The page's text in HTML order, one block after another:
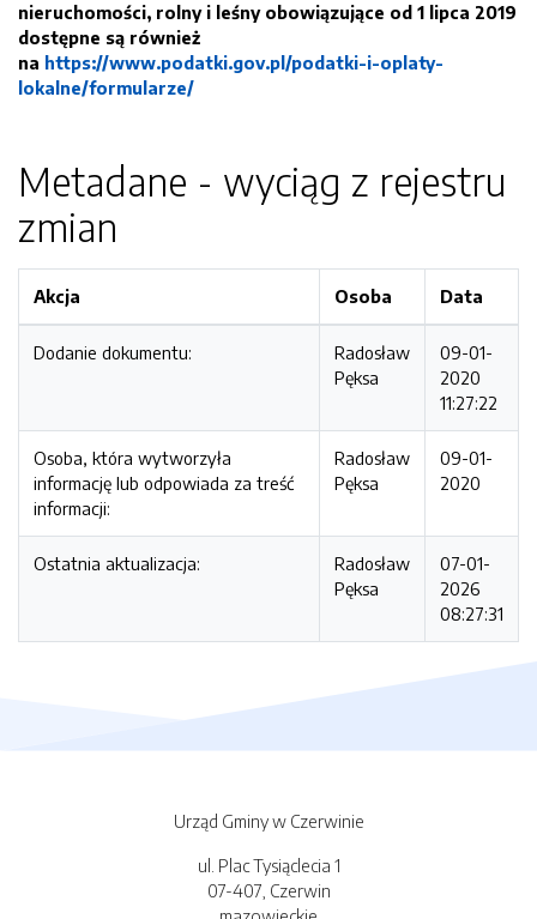
nieruchomości, rolny i leśny obowiązujące od 1 lipca 2019
dostępne są również
na https://www.podatki.gov.pl/podatki-i-oplaty-
lokalne/formularze/
Metadane - wyciąg z rejestru
zmian
Akcja Osoba Data
Dodanie dokumentu:
Radosław
Pęksa
09-01-
2020
11:27:22
Osoba, która wytworzyła
informację lub odpowiada za treść
informacji:
Radosław
Pęksa
09-01-
2020
Ostatnia aktualizacja:
Radosław
Pęksa
07-01-
2026
08:27:31
Urząd Gminy w Czerwinie
ul. Plac Tysiąclecia 1
07-407, Czerwin